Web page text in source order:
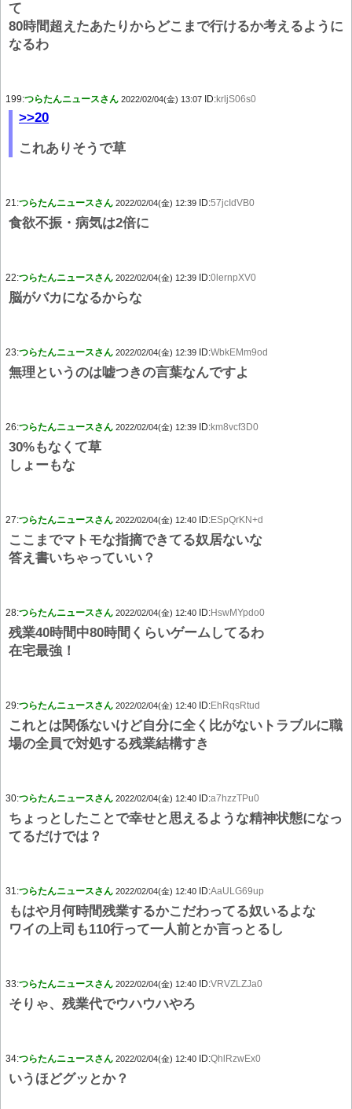
て
80時間超えたあたりからどこまで行けるか考えるように
なるわ
199:つらたんニュースさん 2022/02/04(金) 13:07 ID:krljS06s0
>>20
これありそうで草
21:つらたんニュースさん 2022/02/04(金) 12:39 ID:57jcIdVB0
食欲不振・病気は2倍に
22:つらたんニュースさん 2022/02/04(金) 12:39 ID:0lernpXV0
脳がバカになるからな
23:つらたんニュースさん 2022/02/04(金) 12:39 ID:WbkEMm9od
無理というのは嘘つきの言葉なんですよ
26:つらたんニュースさん 2022/02/04(金) 12:39 ID:km8vcf3D0
30%もなくて草
しょーもな
27:つらたんニュースさん 2022/02/04(金) 12:40 ID:ESpQrKN+d
ここまでマトモな指摘できてる奴居ないな
答え書いちゃっていい？
28:つらたんニュースさん 2022/02/04(金) 12:40 ID:HswMYpdo0
残業40時間中80時間くらいゲームしてるわ
在宅最強！
29:つらたんニュースさん 2022/02/04(金) 12:40 ID:EhRqsRtud
これとは関係ないけど自分に全く比がないトラブルに職
場の全員で対処する残業結構すき
30:つらたんニュースさん 2022/02/04(金) 12:40 ID:a7hzzTPu0
ちょっとしたことで幸せと思えるような精神状態になっ
てるだけでは？
31:つらたんニュースさん 2022/02/04(金) 12:40 ID:AaULG69up
もはや月何時間残業するかこだわってる奴いるよな
ワイの上司も110行って一人前とか言っとるし
33:つらたんニュースさん 2022/02/04(金) 12:40 ID:VRVZLZJa0
そりゃ、残業代でウハウハやろ
34:つらたんニュースさん 2022/02/04(金) 12:40 ID:QhlRzwEx0
いうほどグッとか？